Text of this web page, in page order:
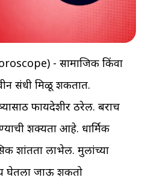
- सामाजिक किंवा
संधी मिळू शकतात.
फायदेशीर ठरेल. बराच
शक्यता आहे. धार्मिक
शांतता लाभेल. मुलांच्या
घेतला जाऊ शकतो